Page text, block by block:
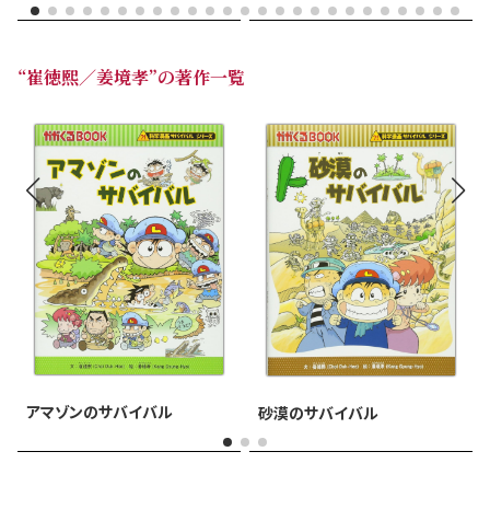
“崔徳熙／姜境孝”の著作一覧
アマゾンのサバイバル 砂漠のサバイバル